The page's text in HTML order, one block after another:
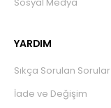
YARDIM
Sıkça Sorulan Sorular
İade ve Değişim